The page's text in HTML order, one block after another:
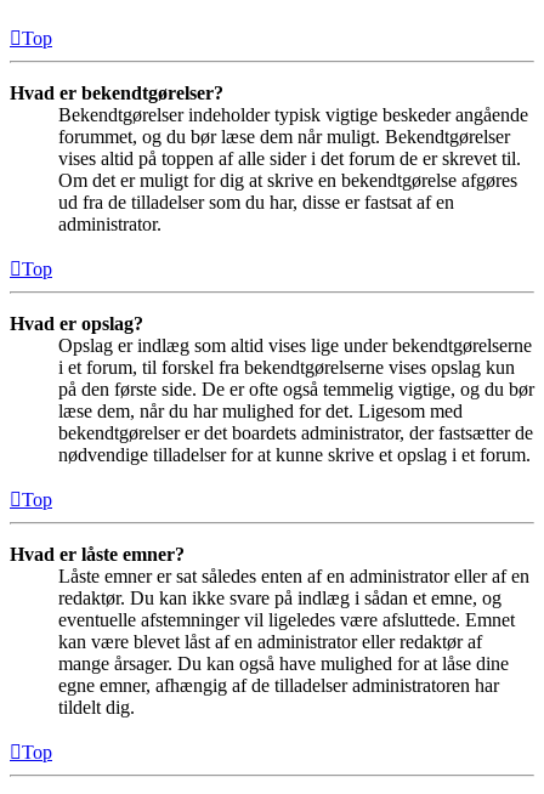
Top
Hvad er bekendtgørelser?
Bekendtgørelser indeholder typisk vigtige beskeder angående
forummet, og du bør læse dem når muligt. Bekendtgørelser
vises altid på toppen af alle sider i det forum de er skrevet til.
Om det er muligt for dig at skrive en bekendtgørelse afgøres
ud fra de tilladelser som du har, disse er fastsat af en
administrator.
Top
Hvad er opslag?
Opslag er indlæg som altid vises lige under bekendtgørelserne
i et forum, til forskel fra bekendtgørelserne vises opslag kun
på den første side. De er ofte også temmelig vigtige, og du bør
læse dem, når du har mulighed for det. Ligesom med
bekendtgørelser er det boardets administrator, der fastsætter de
nødvendige tilladelser for at kunne skrive et opslag i et forum.
Top
Hvad er låste emner?
Låste emner er sat således enten af en administrator eller af en
redaktør. Du kan ikke svare på indlæg i sådan et emne, og
eventuelle afstemninger vil ligeledes være afsluttede. Emnet
kan være blevet låst af en administrator eller redaktør af
mange årsager. Du kan også have mulighed for at låse dine
egne emner, afhængig af de tilladelser administratoren har
tildelt dig.
Top